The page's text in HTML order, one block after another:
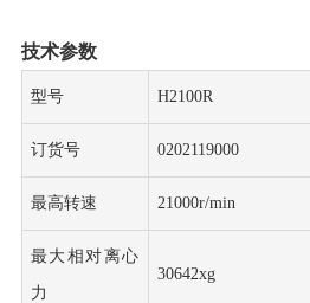
技术参数
型号 H2100R
订货号 0202119000
最高转速 21000r/min
最大相对离心
力
30642xg